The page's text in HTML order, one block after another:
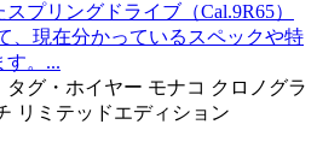
プリングドライブ（Cal.9R65）
、現在分かっているスペックや特
す。...